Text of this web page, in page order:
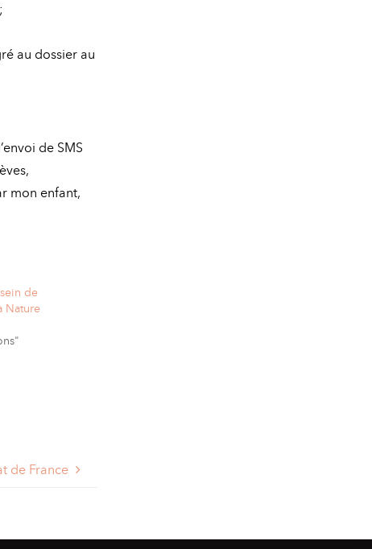
au dossier au
de SMS
mon enfant,
de
Nature
de France